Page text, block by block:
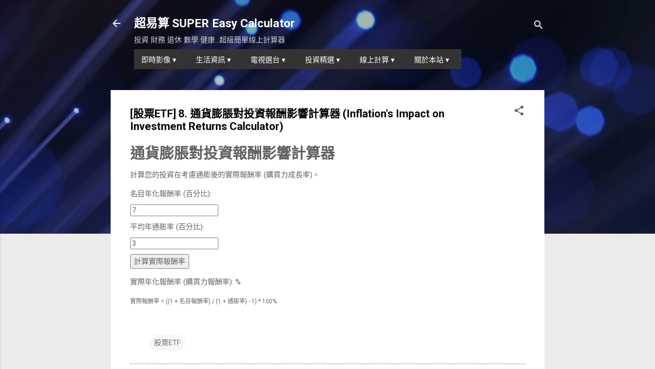
超易算 SUPER Easy Calculator
投資 財務 退休 數學 健康...超級簡單線上計算器
即時影像 ▾ 生活資訊 ▾ 電視選台 ▾ 投資精選 ▾ 線上計算 ▾ 關於本站 ▾
[股票ETF] 8. 通貨膨脹對投資報酬影響計算器 (Inflation's Impact on
Investment Returns Calculator)
通貨膨脹對投資報酬影響計算器
計算您的投資在考慮通膨後的實際報酬率 (購買力成長率)。
名目年化報酬率 (百分比):
平均年通膨率 (百分比):
計算實際報酬率
實際年化報酬率 (購買力報酬率): %
實際報酬率 = ((1 + 名目報酬率) / (1 + 通膨率) - 1) * 100%
股票ETF